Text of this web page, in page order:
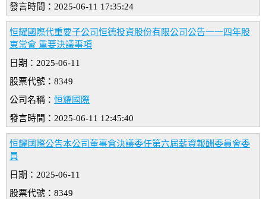
發言時間：2025-06-11 17:35:24
恒耀國際代重要子公司恒德投資股份有限公司公告一一四年股
東常會 重要決議事項
日期：2025-06-11
股票代號：8349
公司名稱： 恒耀國際
發言時間：2025-06-11 12:45:40
恒耀國際公告本公司董事會決議委任第六屆薪資報酬委員會委
員
日期：2025-06-11
股票代號：8349